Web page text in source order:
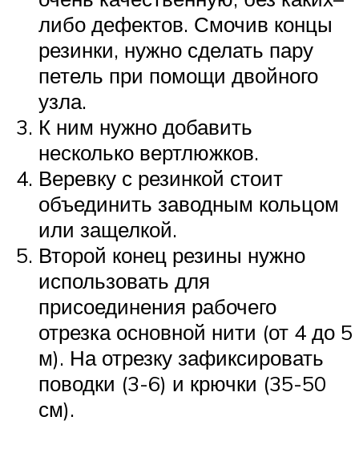
либо дефектов. Смочив концы
резинки, нужно сделать пару
петель при помощи двойного
узла.
К ним нужно добавить
несколько вертлюжков.
Веревку с резинкой стоит
объединить заводным кольцом
или защелкой.
Второй конец резины нужно
использовать для
присоединения рабочего
отрезка основной нити (от 4 до 5
м). На отрезку зафиксировать
поводки (3-6) и крючки (35-50
см).